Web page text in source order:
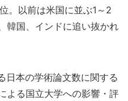
。以前は米国に並ぶ1～2
韓国、インドに追い抜かれ
本の学術論文数に関する
よる国立大学への影響・評